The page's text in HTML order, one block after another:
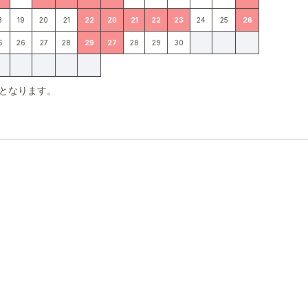
19 20 21 22
26 27 28 29
20 21 22 23 24 25 26
27 28 29 30
なります。